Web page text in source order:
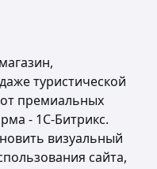
туристической
премиальных
- 1С-Битрикс.
визуальный
сайта,